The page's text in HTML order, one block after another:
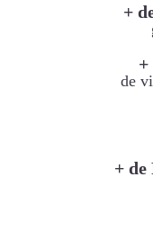
+
+
de
+ de